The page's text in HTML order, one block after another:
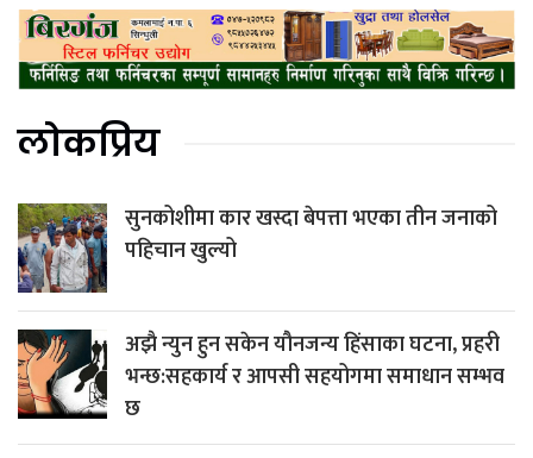
लोकप्रिय
सुनकोशीमा कार खस्दा बेपत्ता भएका तीन जनाको
पहिचान खुल्यो
अझै न्युन हुन सकेन यौनजन्य हिंसाका घटना, प्रहरी
भन्छ:सहकार्य र आपसी सहयोगमा समाधान सम्भव
छ